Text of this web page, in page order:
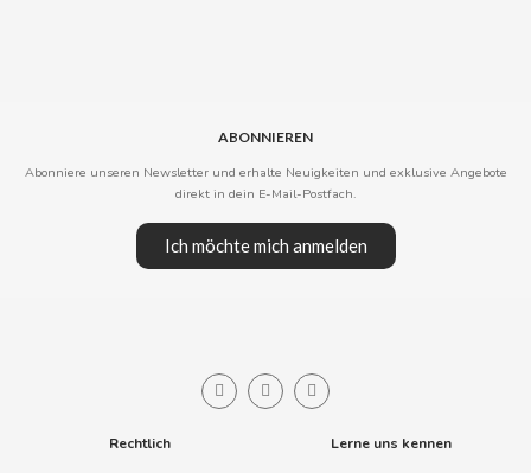
ABONNIEREN
Abonniere unseren Newsletter und erhalte Neuigkeiten und exklusive Angebote
direkt in dein E-Mail-Postfach.
Ich möchte mich anmelden
Rechtlich Lerne uns kennen